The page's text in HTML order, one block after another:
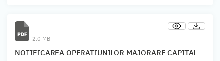
2.0 MB
NOTIFICAREA OPERATIUNILOR MAJORARE CAPITAL